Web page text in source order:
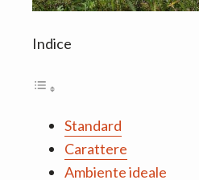
Indice
Standard
Carattere
Ambiente ideale